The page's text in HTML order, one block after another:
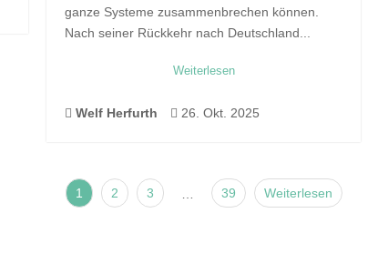
ganze Systeme zusammenbrechen können.
Nach seiner Rückkehr nach Deutschland...
Weiterlesen
 Welf Herfurth  26. Okt. 2025
1 2 3 39 Weiterlesen